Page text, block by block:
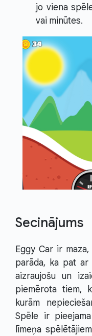
jo viena
vai minūtes.
Secinājums
Eggy Car ir
parāda, ka pat ar
aizraujošu un
piemērota tiem,
kurām
Spēle ir
līmeņa